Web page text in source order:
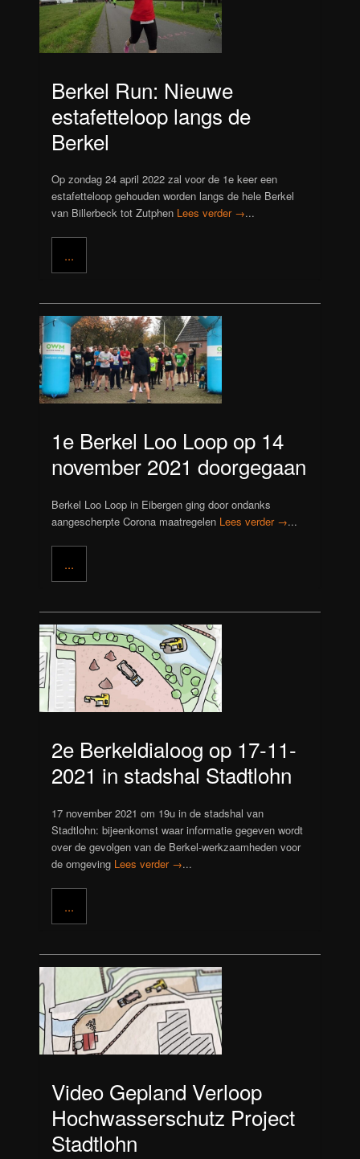
Berkel Run: Nieuwe
estafetteloop langs de
Berkel
Op zondag 24 april 2022 zal voor de 1e keer een
estafetteloop gehouden worden langs de hele Berkel
van Billerbeck tot Zutphen Lees verder →...
...
1e Berkel Loo Loop op 14
november 2021 doorgegaan
Berkel Loo Loop in Eibergen ging door ondanks
aangescherpte Corona maatregelen Lees verder →...
...
2e Berkeldialoog op 17-11-
2021 in stadshal Stadtlohn
17 november 2021 om 19u in de stadshal van
Stadtlohn: bijeenkomst waar informatie gegeven wordt
over de gevolgen van de Berkel-werkzaamheden voor
de omgeving Lees verder →...
...
Video Gepland Verloop
Hochwasserschutz Project
Stadtlohn